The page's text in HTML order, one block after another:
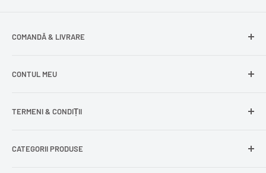
COMANDĂ & LIVRARE
Livrare gratuită
CONTUL MEU
Comenzile mele
Cont nou
TERMENI & CONDIȚII
Politica de returnare
CATEGORII PRODUSE